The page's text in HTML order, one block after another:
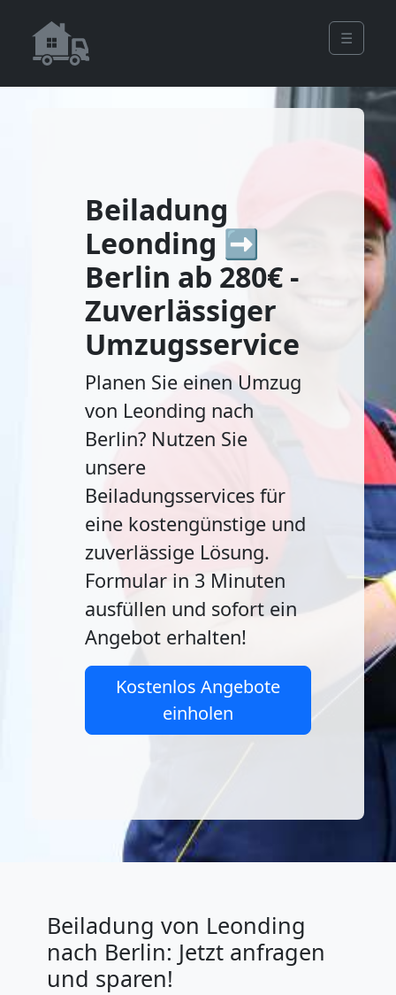
☰
Beiladung
Leonding ➡️
Berlin ab 280€ -
Zuverlässiger
Umzugsservice
Planen Sie einen Umzug
von Leonding nach
Berlin? Nutzen Sie
unsere
Beiladungsservices für
eine kostengünstige und
zuverlässige Lösung.
Formular in 3 Minuten
ausfüllen und sofort ein
Angebot erhalten!
Kostenlos Angebote
einholen
Beiladung von Leonding
nach Berlin: Jetzt anfragen
und sparen!